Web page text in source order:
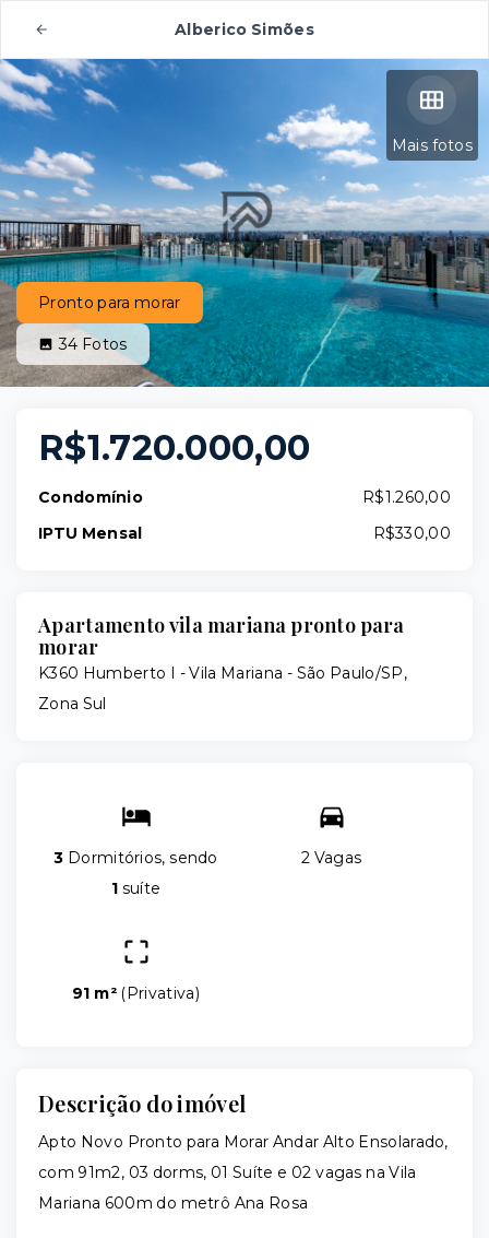
Alberico Simões
Mais fotos
Pronto para morar
34 Fotos
R$1.720.000,00
Condomínio
R$1.260,00
IPTU Mensal
R$330,00
Apartamento vila mariana pronto para
morar
K360 Humberto I -Vila Mariana - São Paulo/SP,
Zona Sul
3 Dormitórios, sendo
1 suíte
2 Vagas
91 m² (Privativa)
Descrição do imóvel
Apto Novo Pronto para Morar Andar Alto Ensolarado,
com 91m2, 03 dorms, 01 Suíte e 02 vagas na Vila
Mariana 600m do metrô Ana Rosa